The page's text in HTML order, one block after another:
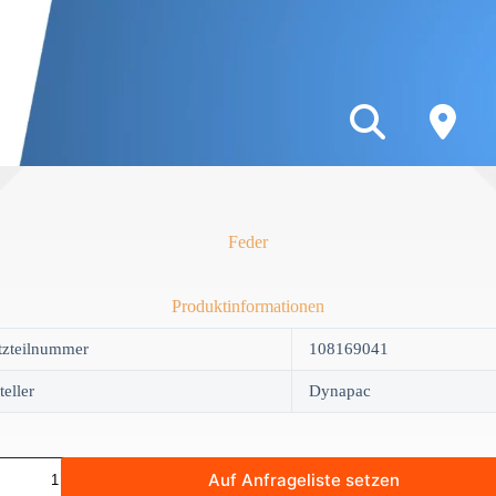
Feder
Produktinformationen
108169041
Dynapac
Auf Anfrageliste setzen